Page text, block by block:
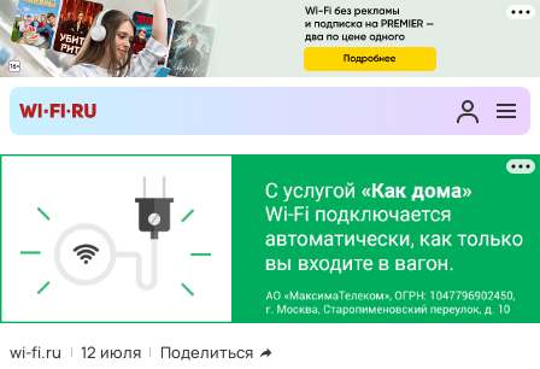
wi-fi.ru 12 июля Поделиться